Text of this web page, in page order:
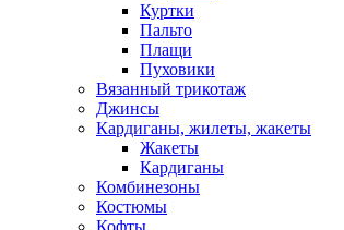
Куртки
Пальто
Плащи
Пуховики
Вязанный трикотаж
Джинсы
Кардиганы, жилеты, жакеты
Жакеты
Кардиганы
Комбинезоны
Костюмы
Кофты